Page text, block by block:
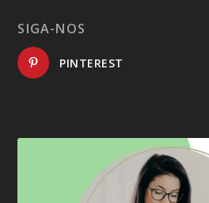
SIGA-NOS
PINTEREST